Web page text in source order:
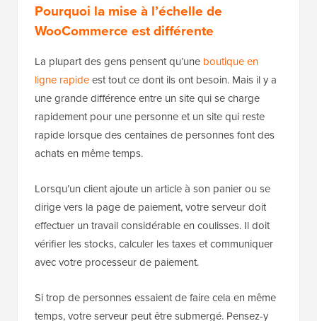
Pourquoi la mise à l’échelle de
WooCommerce est différente
La plupart des gens pensent qu’une boutique en
ligne rapideest tout ce dont ils ont besoin. Mais il y a
une grande différence entre un site qui se charge
rapidement pour une personne et un site qui reste
rapide lorsque des centaines de personnes font des
achats en même temps.
Lorsqu’un client ajoute un article à son panier ou se
dirige vers la page de paiement, votre serveur doit
effectuer un travail considérable en coulisses. Il doit
vérifier les stocks, calculer les taxes et communiquer
avec votre processeur de paiement.
Si trop de personnes essaient de faire cela en même
temps, votre serveur peut être submergé. Pensez-y